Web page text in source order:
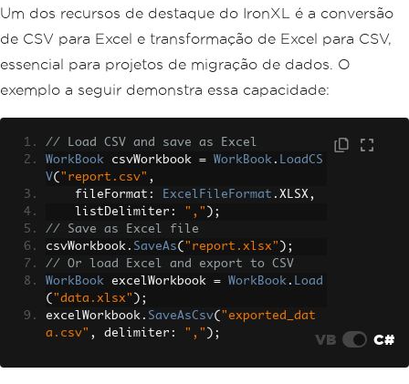
Console
WriteLine ("Export complete."
Um dos recursos de destaque do IronXL é a conversão
de CSV para Excel e transformação de Excel para CSV,
essencial para projetos de migração de dados. O
exemplo a seguir demonstra essa capacidade:
// Load CSV and save as Excel
WorkBook csvWorkbook = WorkBook . LoadCS
V( "report.csv" ,
    fileFormat
: ExcelFileFormat . XLSX,
    listDelimiter
: "," );
// Save as Excel file
csvWorkbook . SaveAs( "report.xlsx" );
// Or load Excel and export to CSV
WorkBook excelWorkbook = WorkBook . Load
( "data.xlsx" );
excelWorkbook . SaveAsCsv( "exported_dat
a.csv" , delimiter : "," ); VB C#